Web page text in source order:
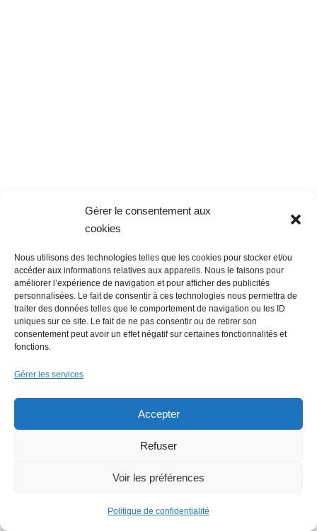
Gérer le consentement aux
cookies
Nous utilisons des technologies telles que les cookies pour stocker et/ou
accéder aux informations relatives aux appareils. Nous le faisons pour
améliorer l’expérience de navigation et pour afficher des publicités
personnalisées. Le fait de consentir à ces technologies nous permettra de
traiter des données telles que le comportement de navigation ou les ID
uniques sur ce site. Le fait de ne pas consentir ou de retirer son
consentement peut avoir un effet négatif sur certaines fonctionnalités et
fonctions.
Gérer les services
Accepter
Refuser
Voir les préférences
Politique de confidentialité
Faire un don (déductible des
impôts) à Hello Gazette
Nantes